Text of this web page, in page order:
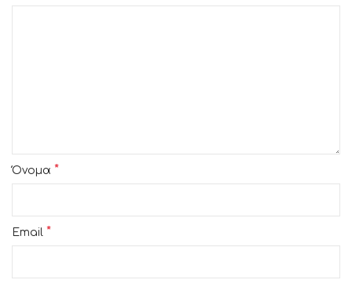
Όνομα *
Email *